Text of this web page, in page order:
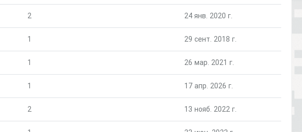
2 24 янв. 2020 г.
1 29 сент. 2018 г.
1 26 мар. 2021 г.
1 17 апр. 2026 г.
2 13 нояб. 2022 г.